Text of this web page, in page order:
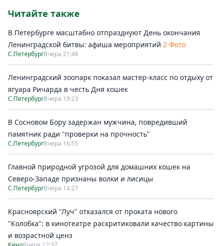
Читайте также
В Петербурге масштабно отпразднуют День окончания
Ленинградской битвы: афиша мероприятий 2 Фото
С.ПетербургВчера 21:48
Ленинградский зоопарк показал мастер-класс по отдыху от
ягуара Ричарда в честь Дня кошек
С.ПетербургВчера 19:23
В Сосновом Бору задержан мужчина, повредивший
памятник ради "проверки на прочность"
С.ПетербургВчера 16:55
Главной природной угрозой для домашних кошек на
Северо-Западе признаны волки и лисицы
С.ПетербургВчера 14:27
Красноярский "Луч" отказался от проката нового
"Колобка": в кинотеатре раскритиковали качество картины
и возрастной ценз